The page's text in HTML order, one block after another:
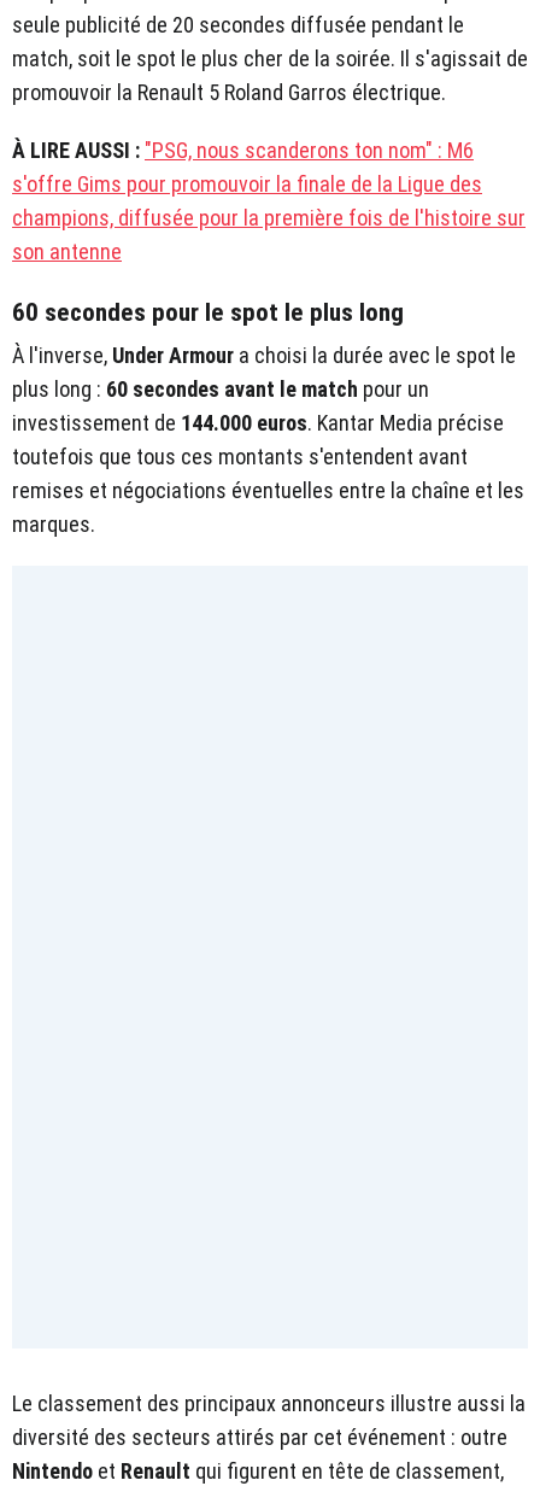
seule publicité de 20 secondes diffusée pendant le
match, soit le spot le plus cher de la soirée. Il s'agissait de
promouvoir la Renault 5 Roland Garros électrique.
À LIRE AUSSI : "PSG, nous scanderons ton nom" : M6
s'offre Gims pour promouvoir la finale de la Ligue des
champions, diffusée pour la première fois de l'histoire sur
son antenne
60 secondes pour le spot le plus long
À l'inverse, Under Armour a choisi la durée avec le spot le
plus long : 60 secondes avant le match pour un
investissement de 144.000 euros. Kantar Media précise
toutefois que tous ces montants s'entendent avant
remises et négociations éventuelles entre la chaîne et les
marques.
Le classement des principaux annonceurs illustre aussi la
diversité des secteurs attirés par cet événement : outre
Nintendo et Renault qui figurent en tête de classement,